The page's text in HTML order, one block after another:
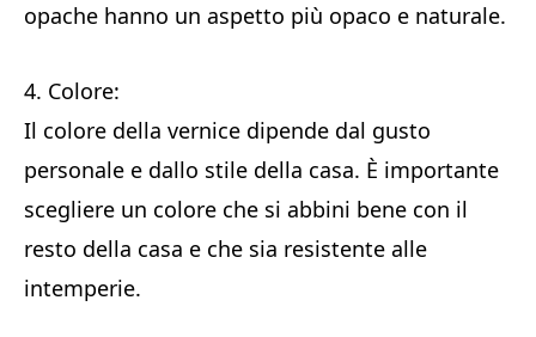
opache hanno un aspetto più opaco e naturale.
4. Colore:
Il colore della vernice dipende dal gusto
personale e dallo stile della casa. È importante
scegliere un colore che si abbini bene con il
resto della casa e che sia resistente alle
intemperie.